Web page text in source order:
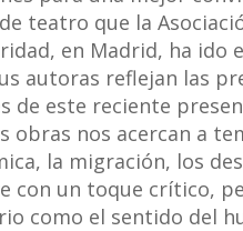
teatro que la
en Madrid, ha ido
autoras reflejan las
de este reciente
obras nos acercan a
la migración, los
con un toque crítico,
como el sentido del